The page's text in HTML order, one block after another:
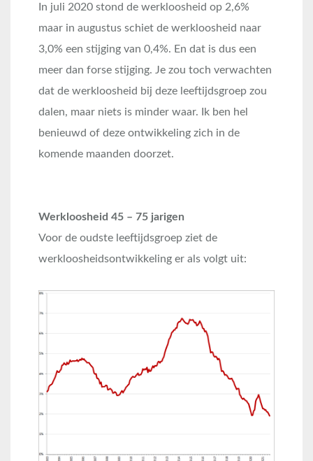
In juli 2020 stond de werkloosheid op 2,6%
maar in augustus schiet de werkloosheid naar
3,0% een stijging van 0,4%. En dat is dus een
meer dan forse stijging. Je zou toch verwachten
dat de werkloosheid bij deze leeftijdsgroep zou
dalen, maar niets is minder waar. Ik ben hel
benieuwd of deze ontwikkeling zich in de
komende maanden doorzet.
Werkloosheid 45 – 75 jarigen
Voor de oudste leeftijdsgroep ziet de
werkloosheidsontwikkeling er als volgt uit: